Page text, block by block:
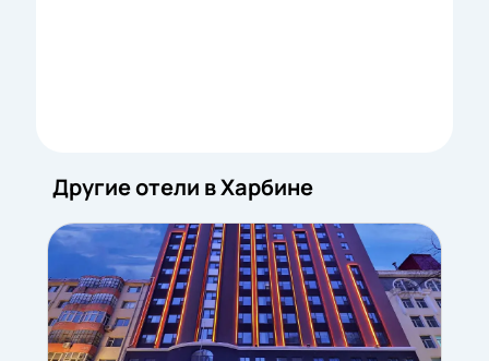
Другие отели в Харбине